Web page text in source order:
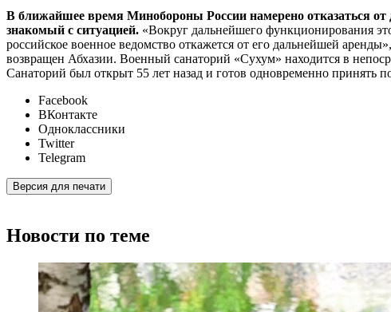
В ближайшее время Минобороны России намерено отказаться от
знакомый с ситуацией. «Вокруг дальнейшего функционирования
российское военное ведомство откажется от его дальнейшей
возвращен Абхазии. Военный санаторий «Сухум» находится в
Санаторий был открыт 55 лет назад и готов одновременно принять
Facebook
ВКонтакте
Одноклассники
Twitter
Telegram
Версия для печати
Новости по теме